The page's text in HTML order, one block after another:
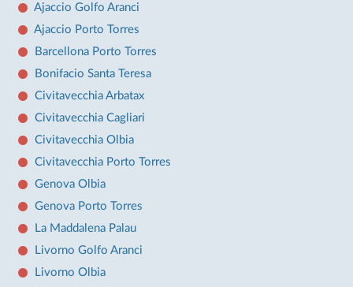
Ajaccio Golfo Aranci
Ajaccio Porto Torres
Barcellona Porto Torres
Bonifacio Santa Teresa
Civitavecchia Arbatax
Civitavecchia Cagliari
Civitavecchia Olbia
Civitavecchia Porto Torres
Genova Olbia
Genova Porto Torres
La Maddalena Palau
Livorno Golfo Aranci
Livorno Olbia